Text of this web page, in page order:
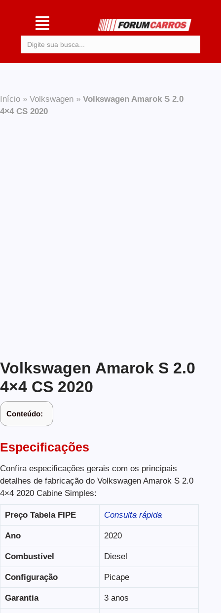
Início » Volkswagen » Volkswagen Amarok S 2.0
4×4 CS 2020
Volkswagen Amarok S 2.0
4×4 CS 2020
Conteúdo:
Especificações
Confira especificações gerais com os principais
detalhes de fabricação do Volkswagen Amarok S 2.0
4×4 2020 Cabine Simples:
Preço Tabela FIPE Consulta rápida
Ano 2020
Combustível Diesel
Configuração Picape
Garantia 3 anos